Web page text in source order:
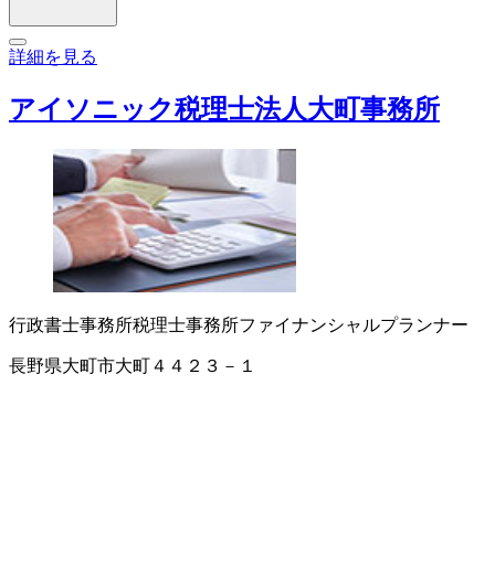
詳細を見る
アイソニック税理士法人大町事務所
行政書士事務所税理士事務所ファイナンシャルプランナー
長野県大町市大町４４２３－１